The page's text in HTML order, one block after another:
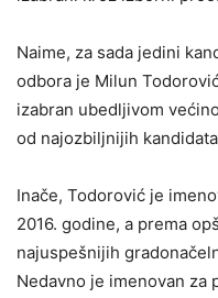
Naime, za sada jedini
odbora je Milun
izabran ubedljivom
od najozbiljnijih
Inače, Todorović je
2016. godine, a prema
najuspešnijih
Nedavno je imenovan za